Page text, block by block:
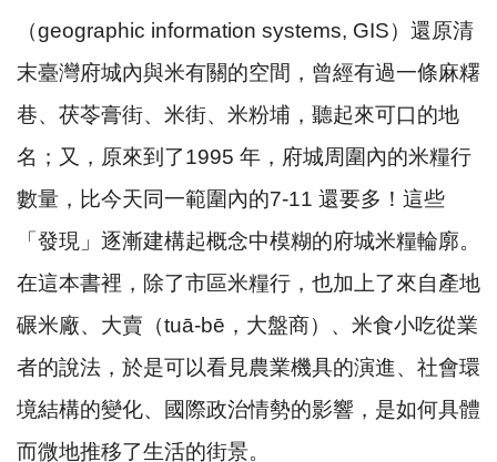
（geographic information systems, GIS）還原清
末臺灣府城內與米有關的空間，曾經有過一條麻糬
巷、茯苓膏街、米街、米粉埔，聽起來可口的地
名；又，原來到了1995 年，府城周圍內的米糧行
數量，比今天同一範圍內的7-11 還要多！這些
「發現」逐漸建構起概念中模糊的府城米糧輪廓。
在這本書裡，除了市區米糧行，也加上了來自產地
碾米廠、大賣（tuā-bē，大盤商）、米食小吃從業
者的說法，於是可以看見農業機具的演進、社會環
境結構的變化、國際政治情勢的影響，是如何具體
而微地推移了生活的街景。